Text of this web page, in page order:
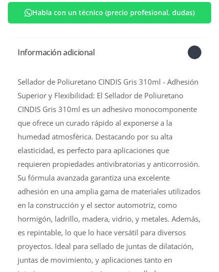
Habla con un técnico (precio profesional, dudas)
Información adicional
Sellador de Poliuretano CINDIS Gris 310ml - Adhesión
Superior y Flexibilidad: El Sellador de Poliuretano
CINDIS Gris 310ml es un adhesivo monocomponente
que ofrece un curado rápido al exponerse a la
humedad atmosférica. Destacando por su alta
elasticidad, es perfecto para aplicaciones que
requieren propiedades antivibratorias y anticorrosión.
Su fórmula avanzada garantiza una excelente
adhesión en una amplia gama de materiales utilizados
en la construcción y el sector automotriz, como
hormigón, ladrillo, madera, vidrio, y metales. Además,
es repintable, lo que lo hace versátil para diversos
proyectos. Ideal para sellado de juntas de dilatación,
juntas de movimiento, y aplicaciones tanto en